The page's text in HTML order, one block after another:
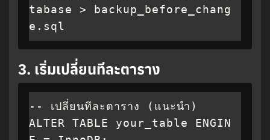
tabase > backup_before_chang
e.sql
3. เริ่มเปลี่ยนทีละตาราง
-- เปลี่ยนทีละตาราง (แนะนำ)
ALTER TABLE your_table ENGIN